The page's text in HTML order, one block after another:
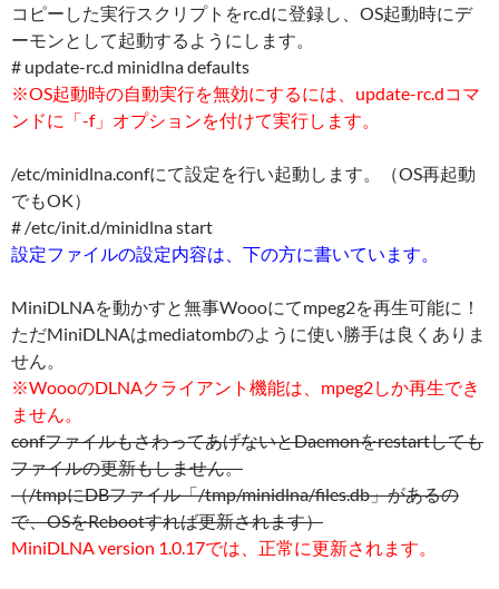
コピーした実行スクリプトをrc.dに登録し、OS起動時にデ
ーモンとして起動するようにします。
# update-rc.d minidlna defaults
※OS起動時の自動実行を無効にするには、update-rc.dコマ
ンドに「-f」オプションを付けて実行します。
/etc/minidlna.confにて設定を行い起動します。（OS再起動
でもOK）
# /etc/init.d/minidlna start
設定ファイルの設定内容は、下の方に書いています。
MiniDLNAを動かすと無事Woooにてmpeg2を再生可能に！
ただMiniDLNAはmediatombのように使い勝手は良くありま
せん。
※WoooのDLNAクライアント機能は、mpeg2しか再生でき
ません。
confファイルもさわってあげないとDaemonをrestartしても
ファイルの更新もしません。
（/tmpにDBファイル「/tmp/minidlna/files.db」があるの
で、OSをRebootすれば更新されます）
MiniDLNA version 1.0.17では、正常に更新されます。